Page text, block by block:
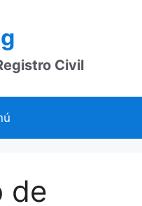
Civil
de